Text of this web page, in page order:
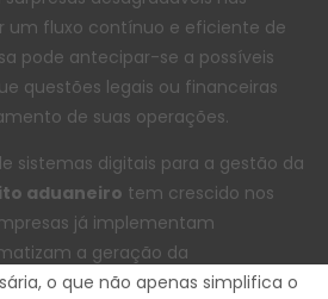
um fluxo contínuo e eficiente de
pode antecipar-se a possíveis
questões legais ou financeiras
de suas operações.
sistemas digitais para a gestão da
aduaneiro tem crescido nos
já implementam
a geração da
o que não apenas simplifica o